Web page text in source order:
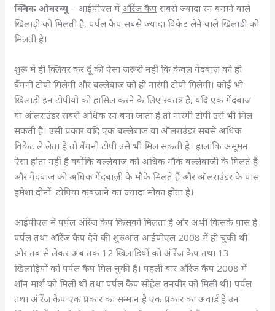
क्विक ओवरव्यू – आईपीएल मेंऑरेंज कैप सबसे ज्यादा रन बनाने वाले
खिलाड़ी को मिलती है,पर्पल कैप सबसे ज्यादा विकेट लेने वाले खिलाड़ी को
मिलती है।
शुरू में ही क्लियर कर दूं की ऐसा जरूरी नहीं कि केवल गेंदबाज़ को ही
बैंगनी टोपी मिलेगी और बल्लेबाज को ही नारंगी टोपी मिलेगी। कोई भी
खिलाड़ी इन टोपीयो को हासिल करने के लिए स्वतंत्र है, यदि एक गेंदबाज
या ऑलराउंडर सबसे अधिक रन बना जाता है तो नारंगी टोपी उसे भी मिल
सकती है। उसी प्रकार यदि एक बल्लेबाज या ऑलराउंडर सबसे अधिक
विकेट ले लेता है तो बैंगनी टोपी उसे भी मिल सकती है। हालांकि अमूमन
ऐसा होता नहीं है क्योंकि बल्लेबाज को अधिक मौके बल्लेबाजी के मिलते हैं
और गेंदबाज को अधिक गेंदबाज़ी के मौके मिलते हैं और ऑलराउंडर के पास
हमेशा दोनों टोपिया कबजाने का ज्यादा मौका होता है।
आईपीएल में पर्पल ऑरेंज कैप किसको मिलता है और अभी किसके पास है
पर्पल तथा ऑरेंज कैप देने की शुरुआत आईपीएल 2008 में हो चुकी थी
और तब से लेकर अब तक 12 खिलाड़ियों को ऑरेंज कैप तथा 13
खिलाड़ियों को पर्पल कैप मिल चुकी है। पहली बार ऑरेंज कैप 2008 में
शॉन मार्श को मिली थी तथा पर्पल कैप सोहेल तनवीर को मिली थी। पर्पल
तथा ऑरेंज कैप एक प्रकार का सम्मान है एक प्रकार का अवार्ड है उन